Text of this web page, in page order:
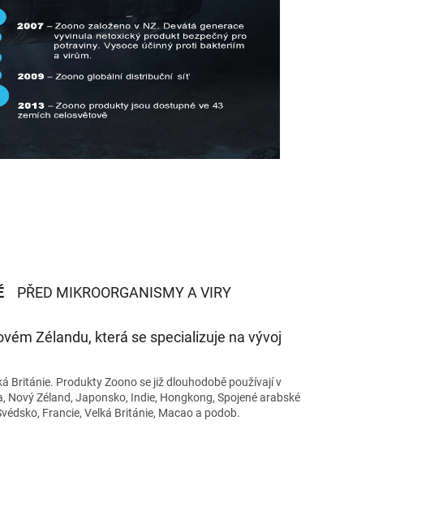
PŘED MIKROORGANISMY A VIRY
Zélandu, která se specializuje na vývoj
Británie. Produkty Zoono se již dlouhodobě používají v
Zéland, Japonsko, Indie, Hongkong, Spojené arabské
Francie, Velká Británie, Macao a podob.